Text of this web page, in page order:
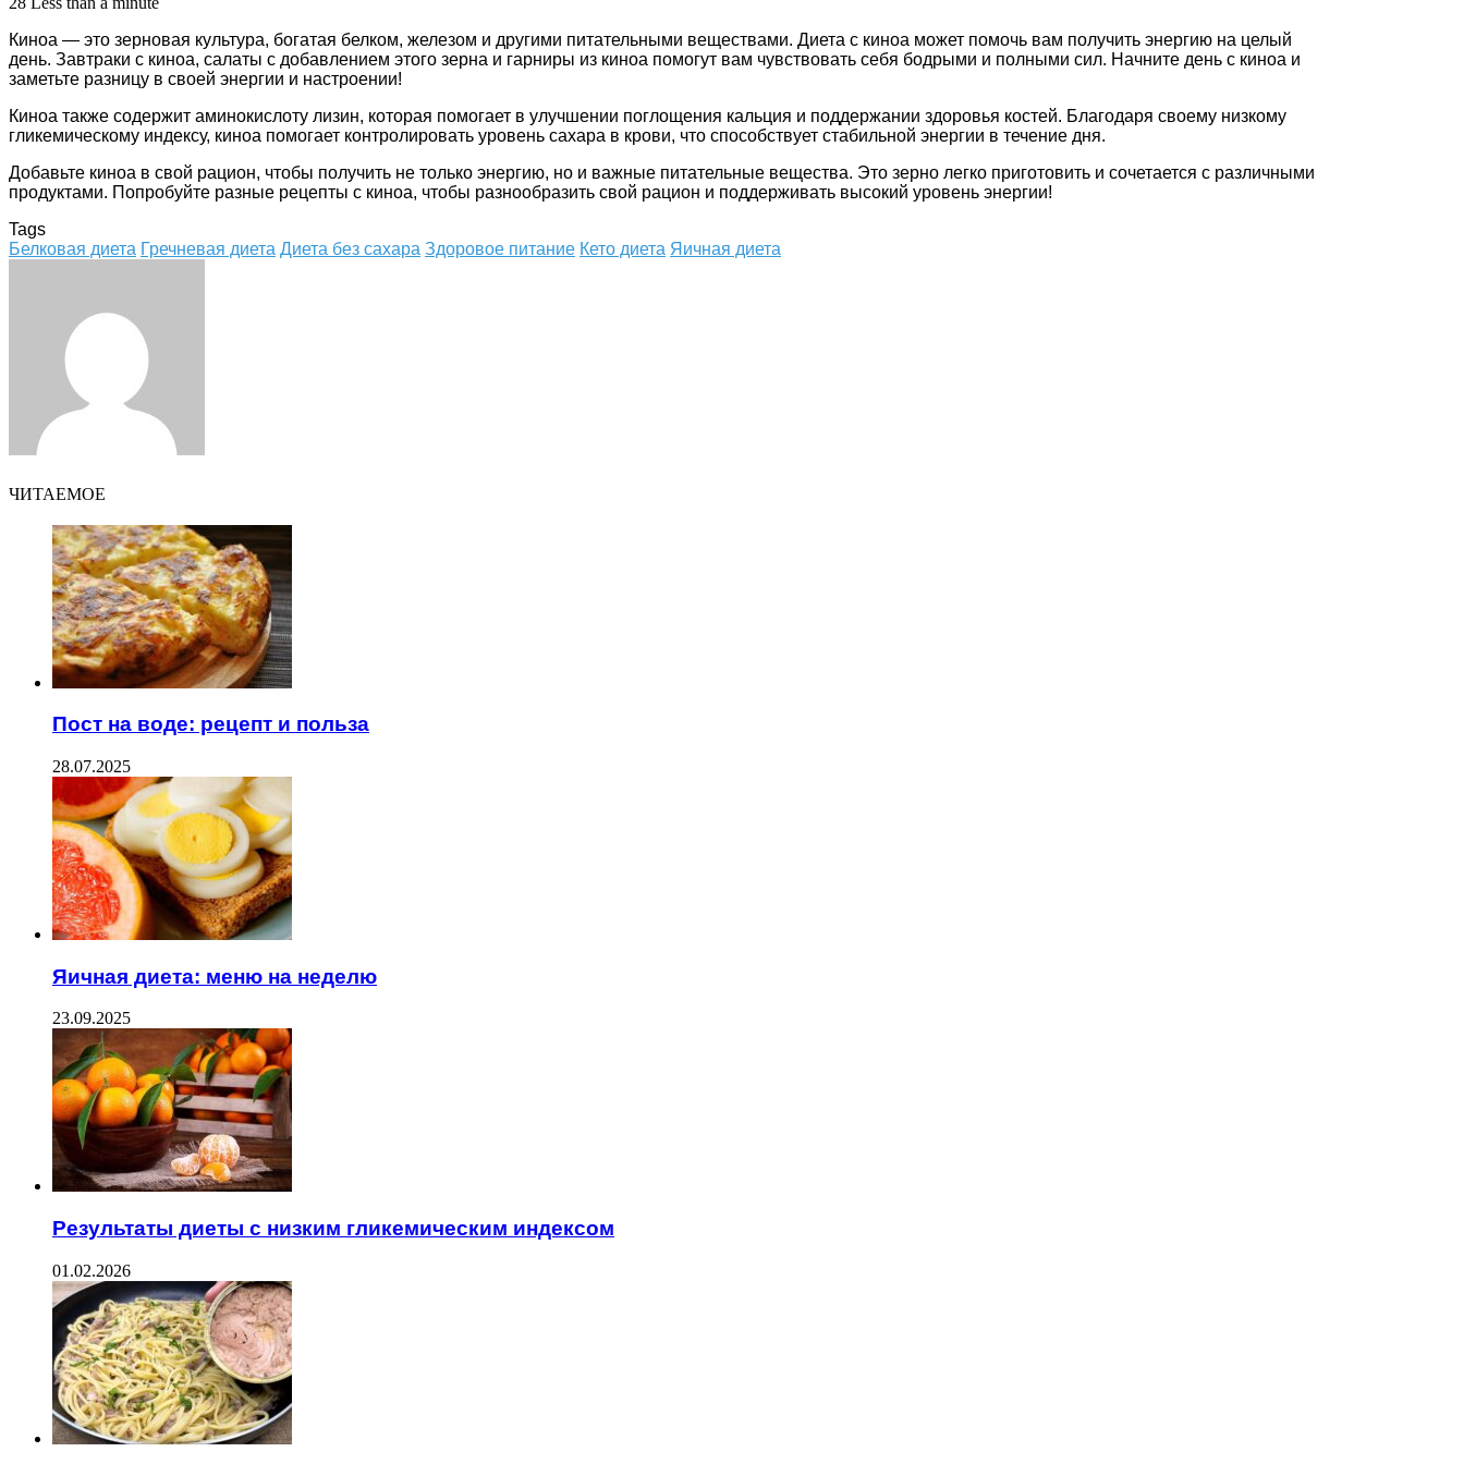
Киноа — это зерновая культура, богатая белком, железом и другими питательными веществами. Диета с киноа может помочь вам получить энергию на целый
день. Завтраки с киноа, салаты с добавлением этого зерна и гарниры из киноа помогут вам чувствовать себя бодрыми и полными сил. Начните день с киноа и
заметьте разницу в своей энергии и настроении!
Киноа также содержит аминокислоту лизин, которая помогает в улучшении поглощения кальция и поддержании здоровья костей. Благодаря своему низкому
гликемическому индексу, киноа помогает контролировать уровень сахара в крови, что способствует стабильной энергии в течение дня.
Добавьте киноа в свой рацион, чтобы получить не только энергию, но и важные питательные вещества. Это зерно легко приготовить и сочетается с различными
продуктами. Попробуйте разные рецепты с киноа, чтобы разнообразить свой рацион и поддерживать высокий уровень энергии!
Tags
Белковая диета Гречневая диета Диета без сахара Здоровое питание Кето диета Яичная диета
ЧИТАЕМОЕ
Пост на воде: рецепт и польза
28.07.2025
Яичная диета: меню на неделю
23.09.2025
Результаты диеты с низким гликемическим индексом
01.02.2026